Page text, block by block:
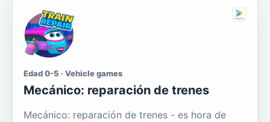
Edad 0-5 · Vehicle games
Mecánico: reparación de trenes
Mecánico: reparación de trenes - es hora de